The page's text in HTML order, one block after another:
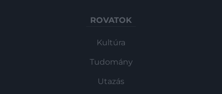
ROVATOK
Kultúra
Tudomány
Utazás